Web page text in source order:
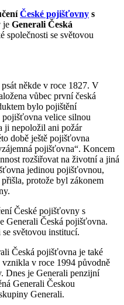
České pojišťovny s
je Generali Česká
společnosti se světovou
někde v roce 1827. V
vůbec první česká
bylo pojištění
velice silnou
ji nepoložil ani požár
době ještě pojišťovna
pojišťovna“. Koncem
rozšiřovat na životní a jiná
jedinou pojišťovnou,
protože byl zákonem
České pojišťovny s
Generali Česká pojišťovna.
se světovou institucí.
Česká pojišťovna je také
vznikla v roce 1994 původně
Dnes je Generali penzijní
Generali Českou
Generali.